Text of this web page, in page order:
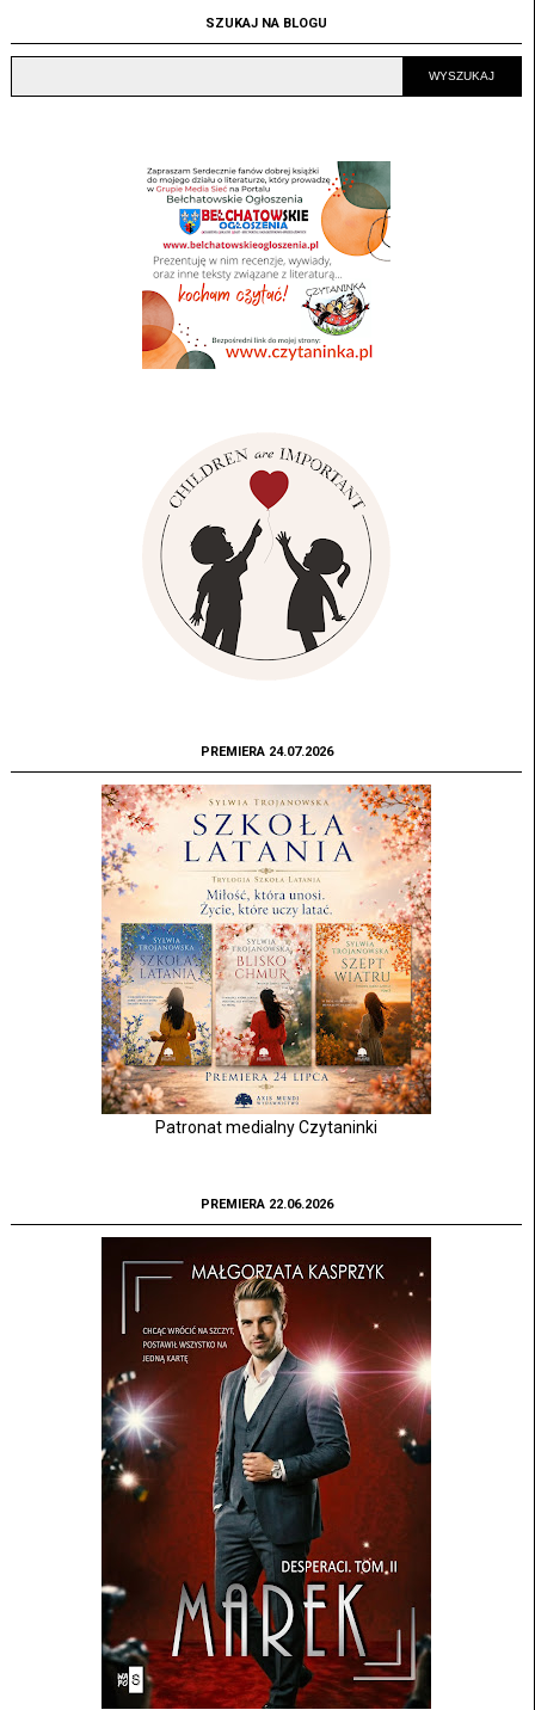
SZUKAJ NA BLOGU
PREMIERA 24.07.2026
Patronat medialny Czytaninki
PREMIERA 22.06.2026